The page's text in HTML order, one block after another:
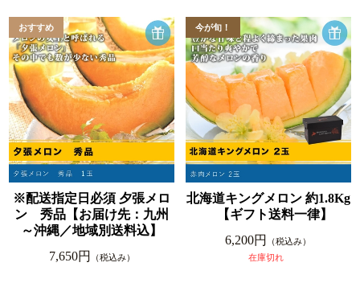
※配送指定日必須 夕張メロ
ン 秀品【お届け先：九州
～沖縄／地域別送料込】
7,650円
（税込み）
北海道キングメロン 約1.8Kg
【ギフト送料一律】
6,200円
（税込み）
在庫切れ